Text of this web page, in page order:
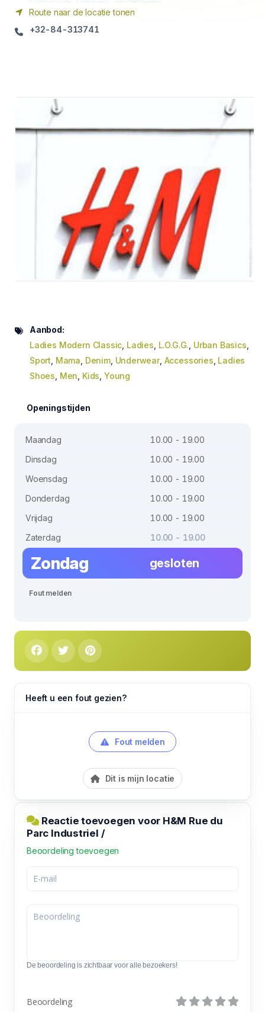
Route naar de locatie tonen
+32-84-313741
Aanbod:
Ladies Modern Classic Ladies L.O.G.G. Urban Basics
Sport Mama Denim, Underwear, Accessories Ladies
Shoes Men Kids Young
Openingstijden
Maandag
10.00 - 19.00
Dinsdag
10.00 - 19.00
Woensdag
10.00 - 19.00
Donderdag
10.00 - 19.00
Vrijdag
10.00 - 19.00
Zaterdag
10.00 - 19.00
Zondag gesloten
Fout melden
Heeft u een fout gezien?
Fout melden
Dit is mijn locatie
Reactie toevoegen voor H&M Rue du
Parc Industriel /
Beoordeling toevoegen
De beoordeling is zichtbaar voor alle bezoekers!
Beoordeling